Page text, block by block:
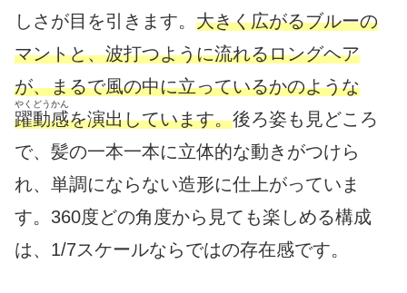
しさが目を引きます。 大きく広がるブルーの
マントと、波打つように流れるロングヘア
が、まるで風の中に立っているかのような
躍動感
やくどうかん
を演出しています。後ろ姿も見どころ
で、髪の一本一本に立体的な動きがつけら
れ、単調にならない造形に仕上がっていま
す。360度どの角度から見ても楽しめる構成
は、1/7スケールならではの存在感です。